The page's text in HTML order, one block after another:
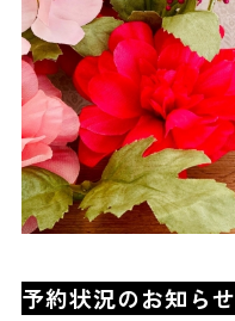
予約状況のお知らせ